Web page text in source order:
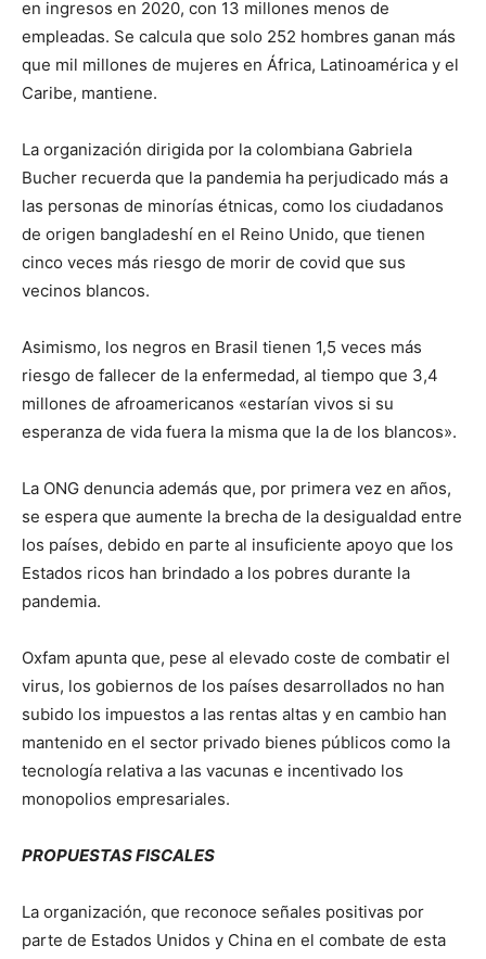
en ingresos en 2020, con 13 millones menos de
empleadas. Se calcula que solo 252 hombres ganan más
que mil millones de mujeres en África, Latinoamérica y el
Caribe, mantiene.
La organización dirigida por la colombiana Gabriela
Bucher recuerda que la pandemia ha perjudicado más a
las personas de minorías étnicas, como los ciudadanos
de origen bangladeshí en el Reino Unido, que tienen
cinco veces más riesgo de morir de covid que sus
vecinos blancos.
Asimismo, los negros en Brasil tienen 1,5 veces más
riesgo de fallecer de la enfermedad, al tiempo que 3,4
millones de afroamericanos «estarían vivos si su
esperanza de vida fuera la misma que la de los blancos».
La ONG denuncia además que, por primera vez en años,
se espera que aumente la brecha de la desigualdad entre
los países, debido en parte al insuficiente apoyo que los
Estados ricos han brindado a los pobres durante la
pandemia.
Oxfam apunta que, pese al elevado coste de combatir el
virus, los gobiernos de los países desarrollados no han
subido los impuestos a las rentas altas y en cambio han
mantenido en el sector privado bienes públicos como la
tecnología relativa a las vacunas e incentivado los
monopolios empresariales.
PROPUESTAS FISCALES
La organización, que reconoce señales positivas por
parte de Estados Unidos y China en el combate de esta